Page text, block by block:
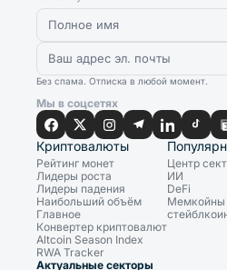
Без спама. Отписка в любой момент.
Мы в соцсетях
Криптовалюты
Рейтинг монет
Лидеры роста
Лидеры падения
Наибольший объём
Главное
Конвертер криптовалют
Altcoin Season Index
RWA Tracker
Центр
ИИ
DeFi
Мемкойны
Актуальные секторы